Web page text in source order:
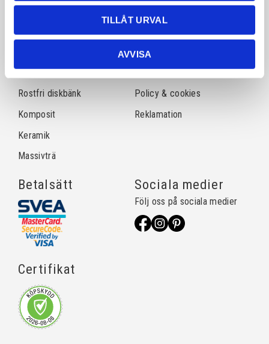
TILLÅT URVAL
AVVISA
Sortiment
Natursten
Rostfri diskbänk
Komposit
Keramik
Massivträ
Information
Frågor & svar
Köpvillkor
Policy & cookies
Reklamation
Betalsätt
Certifikat
Sociala medier
Följ oss på sociala medier